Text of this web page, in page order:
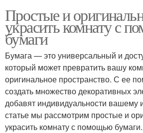
Простые и
украсить комнату с
бумаги
Бумага — это универсальный и
который может превратить вашу
оригинальное пространство. С ее
создать множество декоративных
добавят индивидуальности вашему
статье мы рассмотрим простые и
украсить комнату с помощью бумаги.